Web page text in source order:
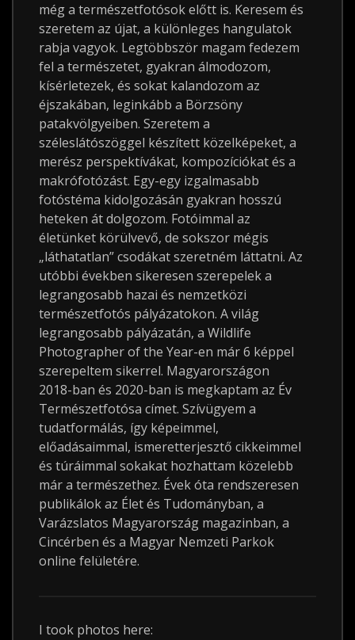
még a természetfotósok előtt is. Keresem és
szeretem az újat, a különleges hangulatok
rabja vagyok. Legtöbbször magam fedezem
fel a természetet, gyakran álmodozom,
kísérletezek, és sokat kalandozom az
éjszakában, leginkább a Börzsöny
patakvölgyeiben. Szeretem a
széleslátószöggel készített közelképeket, a
merész perspektívákat, kompozíciókat és a
makrófotózást. Egy-egy izgalmasabb
fotóstéma kidolgozásán gyakran hosszú
heteken át dolgozom. Fotóimmal az
életünket körülvevő, de sokszor mégis
„láthatatlan” csodákat szeretném láttatni. Az
utóbbi években sikeresen szerepelek a
legrangosabb hazai és nemzetközi
természetfotós pályázatokon. A világ
legrangosabb pályázatán, a Wildlife
Photographer of the Year-en már 6 képpel
szerepeltem sikerrel. Magyarországon
2018-ban és 2020-ban is megkaptam az Év
Természetfotósa címet. Szívügyem a
tudatformálás, így képeimmel,
előadásaimmal, ismeretterjesztő cikkeimmel
és túráimmal sokakat hozhattam közelebb
már a természethez. Évek óta rendszeresen
publikálok az Élet és Tudományban, a
Varázslatos Magyarország magazinban, a
Cincérben és a Magyar Nemzeti Parkok
online felületére.
I took photos here: